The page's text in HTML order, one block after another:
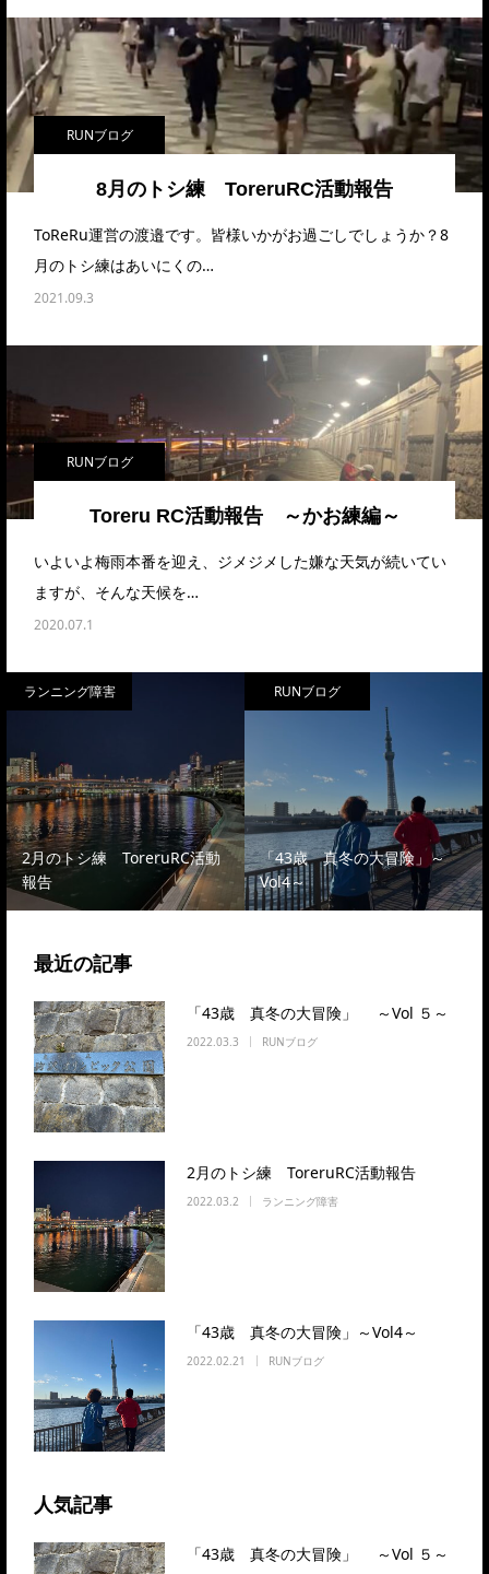
RUNブログ
8月のトシ練 ToreruRC活動報告
ToReRu運営の渡邉です。皆様いかがお過ごしでしょうか？8
月のトシ練はあいにくの…
2021.09.3
RUNブログ
Toreru RC活動報告 ～かお練編～
いよいよ梅雨本番を迎え、ジメジメした嫌な天気が続いてい
ますが、そんな天候を…
2020.07.1
ランニング障害
2月のトシ練 ToreruRC活動
報告
RUNブログ
「43歳 真冬の大冒険」～
Vol4～
最近の記事
「43歳 真冬の大冒険」 ～Vol ５～
2022.03.3 RUNブログ
2月のトシ練 ToreruRC活動報告
2022.03.2 ランニング障害
「43歳 真冬の大冒険」～Vol4～
2022.02.21 RUNブログ
人気記事
「43歳 真冬の大冒険」 ～Vol ５～